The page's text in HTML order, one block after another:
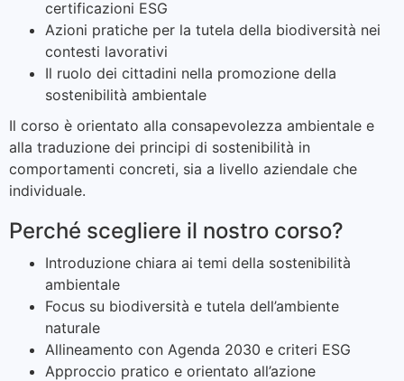
certificazioni ESG
Azioni pratiche per la tutela della biodiversità nei
contesti lavorativi
Il ruolo dei cittadini nella promozione della
sostenibilità ambientale
Il corso è orientato alla consapevolezza ambientale e
alla traduzione dei principi di sostenibilità in
comportamenti concreti, sia a livello aziendale che
individuale.
Perché scegliere il nostro corso?
Introduzione chiara ai temi della sostenibilità
ambientale
Focus su biodiversità e tutela dell’ambiente
naturale
Allineamento con Agenda 2030 e criteri ESG
Approccio pratico e orientato all’azione